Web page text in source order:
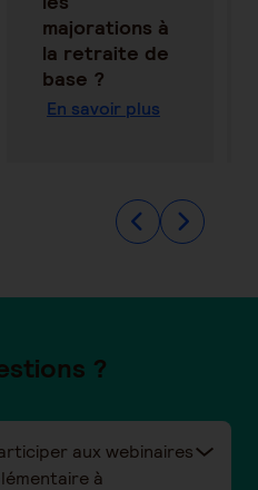
majorations à
la retraite de
base ?
En savoir plus
?
aux webinaires
à